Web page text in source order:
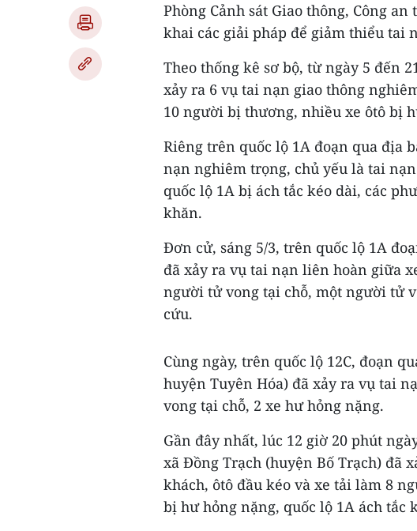
Phòng Cảnh sát Giao thông, Công
khai các giải pháp để giảm thiểu tai
Theo thống kê sơ bộ, từ ngày 5 đến
xảy ra 6 vụ tai nạn giao thông
10 người bị thương, nhiều xe ôtô bị
Riêng trên quốc lộ 1A đoạn qua địa
nạn nghiêm trọng, chủ yếu là tai
quốc lộ 1A bị ách tắc kéo dài, các
khăn.
Đơn cử, sáng 5/3, trên quốc lộ 1A
đã xảy ra vụ tai nạn liên hoàn giữa
người tử vong tại chỗ, một người tử
cứu.
Cùng ngày, trên quốc lộ 12C, đoạn
huyện Tuyên Hóa) đã xảy ra vụ tai
vong tại chỗ, 2 xe hư hỏng nặng.
Gần đây nhất, lúc 12 giờ 20 phút
xã Đồng Trạch (huyện Bố Trạch) đã
khách, ôtô đầu kéo và xe tải làm 8
bị hư hỏng nặng, quốc lộ 1A ách tắc